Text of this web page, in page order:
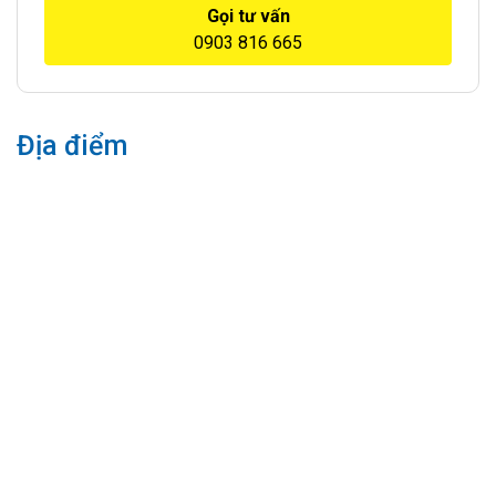
Gọi tư vấn
0903 816 665
Địa điểm